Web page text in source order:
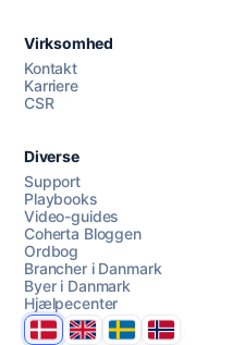
AI Campaign Assist
Virksomhed
Kontakt
Karriere
CSR
Diverse
Support
Playbooks
Video-guides
Coherta Bloggen
Ordbog
Brancher i Danmark
Byer i Danmark
Hjælpecenter
DanmarkUnited Kingdom
SverigeNorge